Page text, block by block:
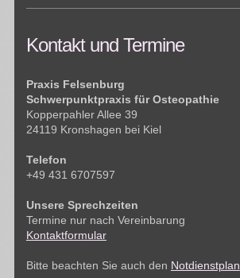
Kontakt und Termine
Praxis Felsenburg
Schwerpunktpraxis für Osteopathie
Kopperpahler Allee 39
24119 Kronshagen bei Kiel
Telefon
+49 431 6707597
Unsere Sprechzeiten
Termine nur nach Vereinbarung
Kontaktformular
Bitte beachten Sie auch den Notdienstplan